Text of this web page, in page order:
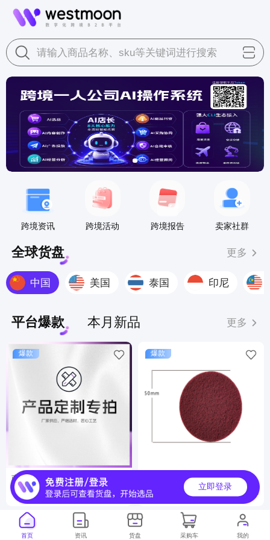
请输入商品名称、sku等关键词进行搜索
跨境资讯 跨境活动 跨境报告 卖家社群
全球货盘 更多
中国 美国 泰国 印尼
平台爆款 本月新品 更多
爆款
商品定制服务
月销 6000000+
爆款
工业百洁布
月销 500000+
立即登录
首页 资讯 货盘 采购车 我的